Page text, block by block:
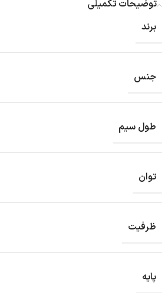
توضیحات تکمیلی
برند
جنس
طول سیم
توان
ظرفیت
پایه